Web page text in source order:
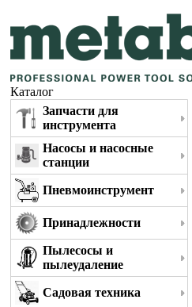
Каталог
Запчасти для
инструмента
Насосы и насосные
станции
Пневмоинструмент
Принадлежности
Пылесосы и
пылеудаление
Садовая техника